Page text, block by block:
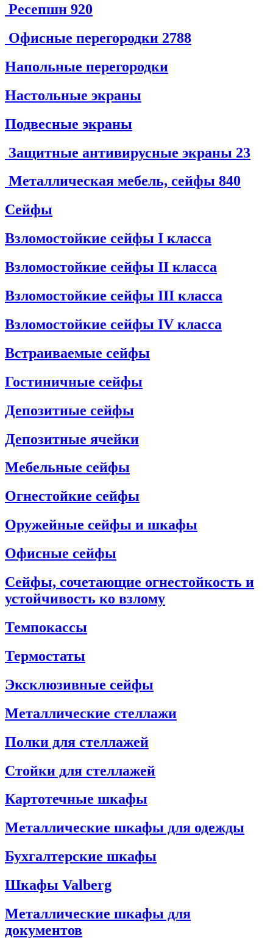
Ресепшн 920
Офисные перегородки 2788
Напольные перегородки
Настольные экраны
Подвесные экраны
Защитные антивирусные экраны 23
Металлическая мебель, сейфы 840
Сейфы
Взломостойкие сейфы I класса
Взломостойкие сейфы II класса
Взломостойкие сейфы III класса
Взломостойкие сейфы IV класса
Встраиваемые сейфы
Гостиничные сейфы
Депозитные сейфы
Депозитные ячейки
Мебельные сейфы
Огнестойкие сейфы
Оружейные сейфы и шкафы
Офисные сейфы
Сейфы, сочетающие огнестойкость и
устойчивость ко взлому
Темпокассы
Термостаты
Эксклюзивные сейфы
Металлические стеллажи
Полки для стеллажей
Стойки для стеллажей
Картотечные шкафы
Металлические шкафы для одежды
Бухгалтерские шкафы
Шкафы Valberg
Металлические шкафы для
документов